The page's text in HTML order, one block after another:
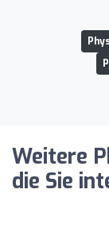
Weitere
die Sie